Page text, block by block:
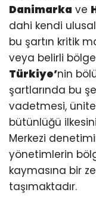
Danimarka ve
dahi kendi
bu şartın kritik
veya belirli
Türkiye’nin
şartlarında bu
vadetmesi,
bütünlüğü
Merkezi
yönetimlerin
kaymasına bir
taşımaktadır.